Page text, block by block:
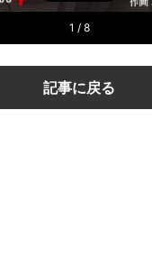
1 / 8
記事に戻る